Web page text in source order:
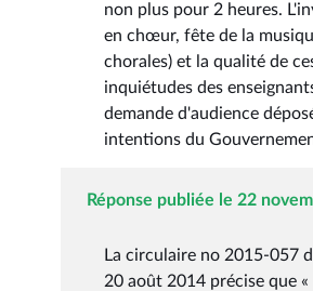
non plus pour 2 heures.
en chœur, fête de la
chorales) et la qualité de
inquiétudes des
demande d'audience
intentions du
Réponse publiée le 22
La circulaire no 2015-057
20 août 2014 précise que